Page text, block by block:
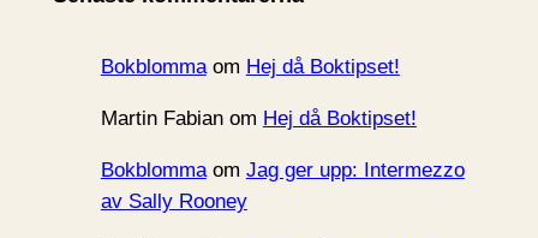
Bokblommaom Hej då Boktipset!
Martin Fabianom Hej då Boktipset!
Bokblommaom Jag ger upp: Intermezzo
av Sally Rooney